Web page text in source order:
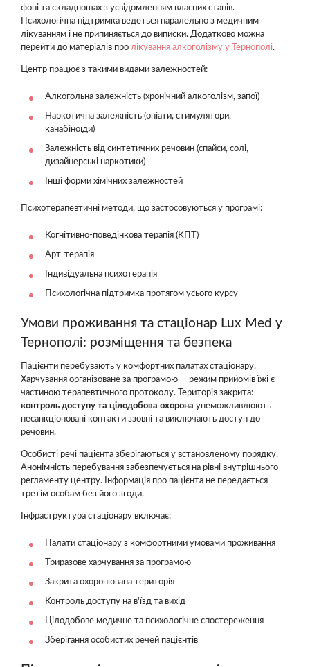
фоні та складнощах з усвідомленням власних станів.
Психологічна підтримка ведеться паралельно з медичним
лікуванням і не припиняється до виписки. Додатково можна
перейти до матеріалів про лікування алкоголізму у Тернополі.
Центр працює з такими видами залежностей:
Алкогольна залежність (хронічний алкоголізм, запої)
Наркотична залежність (опіати, стимулятори,
канабіноїди)
Залежність від синтетичних речовин (спайси, солі,
дизайнерські наркотики)
Інші форми хімічних залежностей
Психотерапевтичні методи, що застосовуються у програмі:
Когнітивно-поведінкова терапія (КПТ)
Арт-терапія
Індивідуальна психотерапія
Психологічна підтримка протягом усього курсу
Умови проживання та стаціонар Lux Med у
Тернополі: розміщення та безпека
Пацієнти перебувають у комфортних палатах стаціонару.
Харчування організоване за програмою — режим прийомів їжі є
частиною терапевтичного протоколу. Територія закрита:
контроль доступу та цілодобова охорона унеможливлюють
несанкціоновані контакти ззовні та виключають доступ до
речовин.
Особисті речі пацієнта зберігаються у встановленому порядку.
Анонімність перебування забезпечується на рівні внутрішнього
регламенту центру. Інформація про пацієнта не передається
третім особам без його згоди.
Інфраструктура стаціонару включає:
Палати стаціонару з комфортними умовами проживання
Триразове харчування за програмою
Закрита охоронювана територія
Контроль доступу на в'їзд та вихід
Цілодобове медичне та психологічне спостереження
Зберігання особистих речей пацієнтів